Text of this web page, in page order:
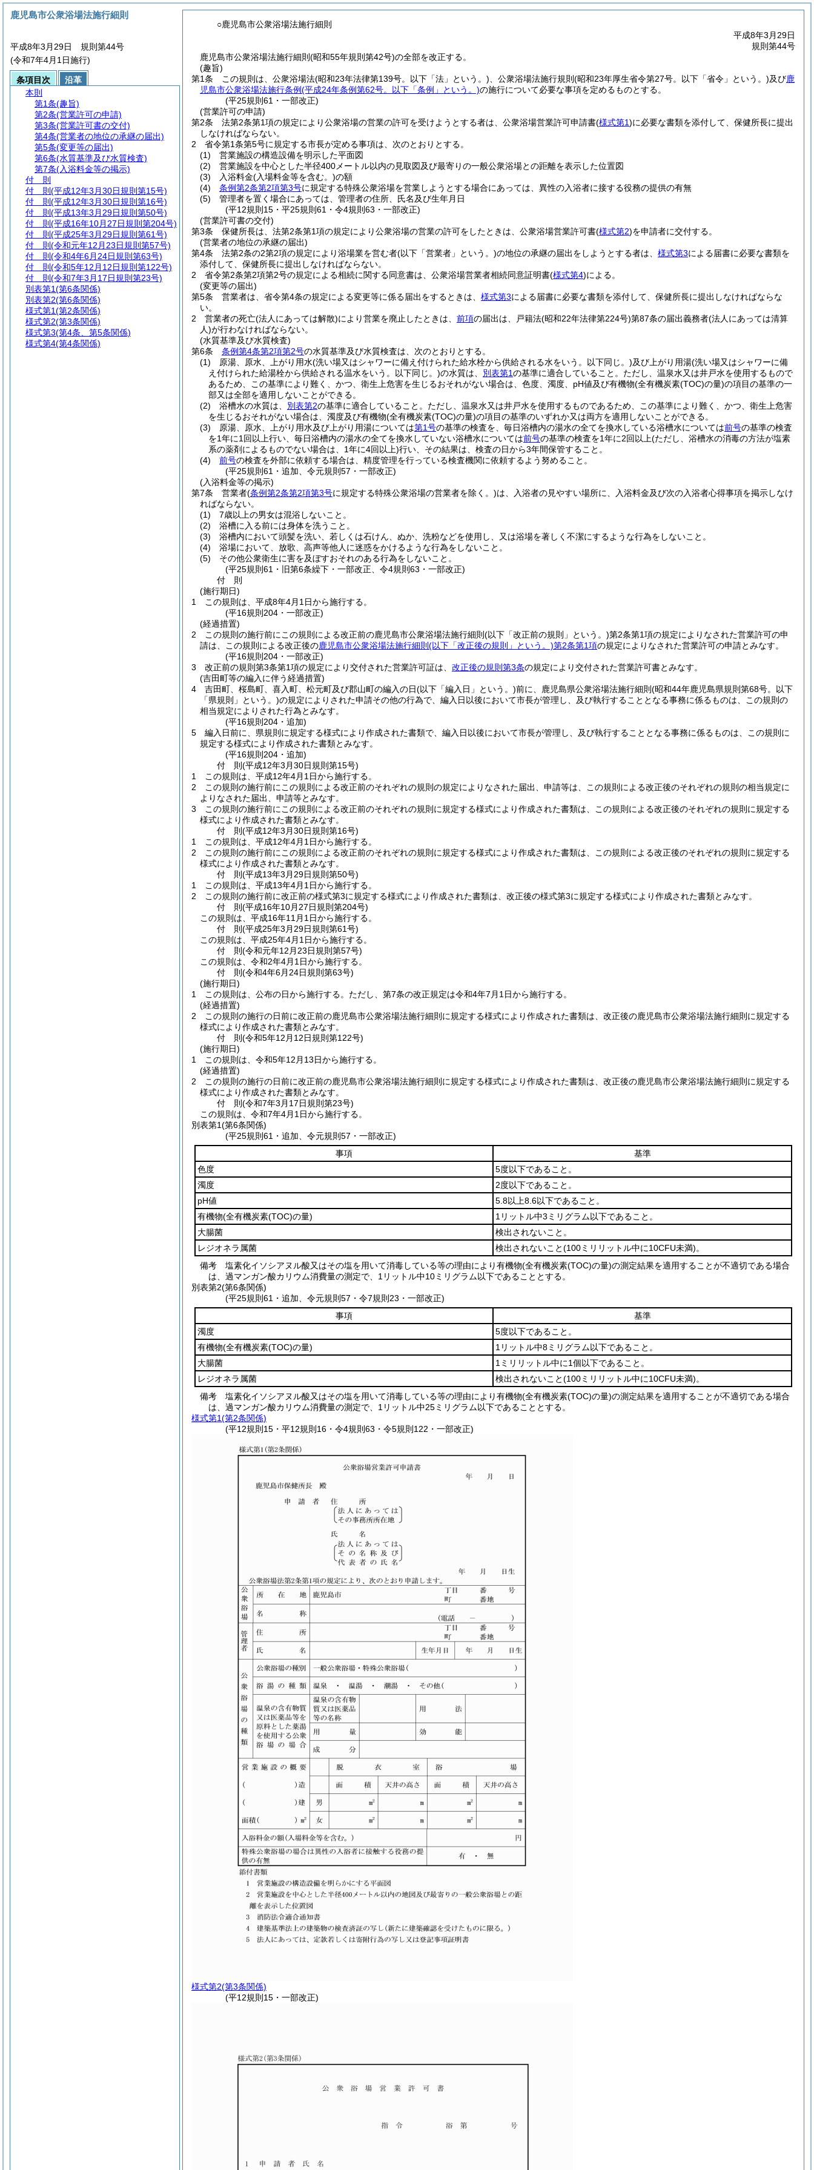
○鹿児島市公衆浴場法施行細則
平成8年3月29日
規則第44号
鹿児島市公衆浴場法施行細則(昭和55年規則第42号)の全部を改正する。
(趣旨)
第1条
この規則は、公衆浴場法(昭和23年法律第139号。以下「法」という。) 、公衆浴場法施行規則 (昭和23年厚生省令第27号。以下「省令」という。)及び鹿
児島市公衆浴場法施行条例(平成24年条例第62号。以下「条例」という。)の施行について必要な事項を定めるものとする。
(平25規則61・一部改正)
(営業許可の申請)
第2条
法第2条第1項の規定により公衆浴場の営業の許可を受けようとする者は、公衆浴場営業許可申請書(様式第1)に必要な書類を添付して、保健所長に提出
しなければならない。
2
省令第1条第5号に規定する市長が定める事項は、次のとおりとする。
(1)
営業施設の構造設備を明示した平面図
(2)
営業施設を中心とした半径400メートル以内の見取図及び最寄りの一般公衆浴場との距離を表示した位置図
(3)
入浴料金(入場料金等を含む。)の額
(4)
条例第2条第2項第3号に規定する特殊公衆浴場を営業しようとする場合にあっては、異性の入浴者に接する役務の提供の有無
(5)
管理者を置く場合にあっては、管理者の住所、氏名及び生年月日
(平12規則15・平25規則61・令4規則63・一部改正)
(営業許可書の交付)
第3条
保健所長は、法第2条第1項の規定により公衆浴場の営業の許可をしたときは、公衆浴場営業許可書(様式第2)を申請者に交付する。
(営業者の地位の承継の届出)
第4条
法第2条の2第2項の規定により浴場業を営む者(以下「営業者」という。)の地位の承継の届出をしようとする者は、 様式第3による届書に必要な書類を
添付して、保健所長に提出しなければならない。
2
省令第2条第2項第2号の規定による相続に関する同意書は、公衆浴場営業者相続同意証明書(様式第4)による。
(変更等の届出)
第5条
営業者は、省令第4条の規定による変更等に係る届出をするときは、 様式第3による届書に必要な書類を添付して、保健所長に提出しなければならな
い。
2
営業者の死亡(法人にあっては解散)により営業を廃止したときは、 前項の届出は、戸籍法(昭和22年法律第224号)第87条の届出義務者(法人にあっては清算
人)が行わなければならない。
(水質基準及び水質検査)
第6条
条例第4条第2項第2号の水質基準及び水質検査は、次のとおりとする。
(1)
原湯、原水、上がり用水(洗い場又はシャワーに備え付けられた給水栓から供給される水をいう。以下同じ。)及び上がり用湯(洗い場又はシャワーに備
え付けられた給湯栓から供給される温水をいう。以下同じ。)の水質は、 別表第1の基準に適合していること。 ただし、温泉水又は井戸水を使用するもので
あるため、この基準により難く、かつ、衛生上危害を生じるおそれがない場合は、色度、濁度、pH値及び有機物(全有機炭素(TOC)の量)の項目の基準の一
部又は全部を適用しないことができる。
(2)
浴槽水の水質は、 別表第2の基準に適合していること。 ただし、温泉水又は井戸水を使用するものであるため、この基準により難く、かつ、衛生上危害
を生じるおそれがない場合は、濁度及び有機物(全有機炭素(TOC)の量)の項目の基準のいずれか又は両方を適用しないことができる。
(3)
原湯、原水、上がり用水及び上がり用湯については第1号の基準の検査を、毎日浴槽内の湯水の全てを換水している浴槽水については前号の基準の検査
を1年に1回以上行い、毎日浴槽内の湯水の全てを換水していない浴槽水については前号の基準の検査を1年に2回以上(ただし、浴槽水の消毒の方法が塩素
系の薬剤によるものでない場合は、1年に4回以上)行い、その結果は、検査の日から3年間保管すること。
(4)
前号の検査を外部に依頼する場合は、精度管理を行っている検査機関に依頼するよう努めること。
(平25規則61・追加、令元規則57・一部改正)
(入浴料金等の掲示)
第7条
営業者(条例第2条第2項第3号に規定する特殊公衆浴場の営業者を除く。)は、入浴者の見やすい場所に、入浴料金及び次の入浴者心得事項を掲示しなけ
ればならない。
(1)
7歳以上の男女は混浴しないこと。
(2)
浴槽に入る前には身体を洗うこと。
(3)
浴槽内において頭髪を洗い、若しくは石けん、ぬか、洗粉などを使用し、又は浴場を著しく不潔にするような行為をしないこと。
(4)
浴場において、放歌、高声等他人に迷惑をかけるような行為をしないこと。
(5)
その他公衆衛生に害を及ぼすおそれのある行為をしないこと。
(平25規則61・旧第6条繰下・一部改正、令4規則63・一部改正)
付 則
(施行期日)
1
この規則は、平成8年4月1日から施行する。
(平16規則204・一部改正)
(経過措置)
2
この規則の施行前にこの規則による改正前の鹿児島市公衆浴場法施行細則 (以下「改正前の規則」という。)第2条第1項の規定によりなされた営業許可の申
請は、この規則による改正後の鹿児島市公衆浴場法施行細則 (以下「改正後の規則」という。)第2条第1項の規定によりなされた営業許可の申請とみなす。
(平16規則204・一部改正)
3
改正前の規則第3条第1項の規定により交付された営業許可証は、 改正後の規則第3条の規定により交付された営業許可書とみなす。
(吉田町等の編入に伴う経過措置)
4
吉田町、桜島町、喜入町、松元町及び郡山町の編入の日(以下「編入日」という。)前に、鹿児島県公衆浴場法施行細則 (昭和44年鹿児島県規則第68号。以下
「県規則」という。)の規定によりされた申請その他の行為で、編入日以後において市長が管理し、及び執行することとなる事務に係るものは、この規則の
相当規定によりされた行為とみなす。
(平16規則204・追加)
5
編入日前に、県規則に規定する様式により作成された書類で、編入日以後において市長が管理し、及び執行することとなる事務に係るものは、この規則に
規定する様式により作成された書類とみなす。
(平16規則204・追加)
付 則(平成12年3月30日規則第15号)
1
この規則は、平成12年4月1日から施行する。
2
この規則の施行前にこの規則による改正前のそれぞれの規則の規定によりなされた届出、申請等は、この規則による改正後のそれぞれの規則の相当規定に
よりなされた届出、申請等とみなす。
3
この規則の施行前にこの規則による改正前のそれぞれの規則に規定する様式により作成された書類は、この規則による改正後のそれぞれの規則に規定する
様式により作成された書類とみなす。
付 則(平成12年3月30日規則第16号)
1
この規則は、平成12年4月1日から施行する。
2
この規則の施行前にこの規則による改正前のそれぞれの規則に規定する様式により作成された書類は、この規則による改正後のそれぞれの規則に規定する
様式により作成された書類とみなす。
付 則(平成13年3月29日規則第50号)
1
この規則は、平成13年4月1日から施行する。
2
この規則の施行前に改正前の様式第3に規定する様式により作成された書類は、改正後の様式第3に規定する様式により作成された書類とみなす。
付 則(平成16年10月27日規則第204号)
この規則は、平成16年11月1日から施行する。
付 則(平成25年3月29日規則第61号)
この規則は、平成25年4月1日から施行する。
付 則(令和元年12月23日規則第57号)
この規則は、令和2年4月1日から施行する。
付 則(令和4年6月24日規則第63号)
(施行期日)
1
この規則は、公布の日から施行する。 ただし、第7条の改正規定は令和4年7月1日から施行する。
(経過措置)
2
この規則の施行の日前に改正前の鹿児島市公衆浴場法施行細則に規定する様式により作成された書類は、改正後の鹿児島市公衆浴場法施行細則に規定する
様式により作成された書類とみなす。
付 則(令和5年12月12日規則第122号)
(施行期日)
1
この規則は、令和5年12月13日から施行する。
(経過措置)
2
この規則の施行の日前に改正前の鹿児島市公衆浴場法施行細則に規定する様式により作成された書類は、改正後の鹿児島市公衆浴場法施行細則に規定する
様式により作成された書類とみなす。
付 則(令和7年3月17日規則第23号)
この規則は、令和7年4月1日から施行する。
別表第1(第6条関係)
(平25規則61・追加、令元規則57・一部改正)
事項
基準
色度
5度以下であること。
濁度
2度以下であること。
pH値
5.8以上8.6以下であること。
有機物(全有機炭素(TOC)の量)
1リットル中3ミリグラム以下であること。
大腸菌
検出されないこと。
レジオネラ属菌
検出されないこと(100ミリリットル中に10CFU未満)。
備考 塩素化イソシアヌル酸又はその塩を用いて消毒している等の理由により有機物(全有機炭素(TOC)の量)の測定結果を適用することが不適切である場合
は、過マンガン酸カリウム消費量の測定で、1リットル中10ミリグラム以下であることとする。
別表第2(第6条関係)
(平25規則61・追加、令元規則57・令7規則23・一部改正)
事項
基準
濁度
5度以下であること。
有機物(全有機炭素(TOC)の量)
1リットル中8ミリグラム以下であること。
大腸菌
1ミリリットル中に1個以下であること。
レジオネラ属菌
検出されないこと(100ミリリットル中に10CFU未満)。
備考 塩素化イソシアヌル酸又はその塩を用いて消毒している等の理由により有機物(全有機炭素(TOC)の量)の測定結果を適用することが不適切である場合
は、過マンガン酸カリウム消費量の測定で、1リットル中25ミリグラム以下であることとする。
様式第1(第2条関係)
(平12規則15・平12規則16・令4規則63・令5規則122・一部改正)
様式第2(第3条関係)
(平12規則15・一部改正)
鹿児島市公衆浴場法施行細則
平成8年3月29日 規則第44号
(令和7年4月1日施行)
条項目次
沿革
本則
第1条(趣旨)
第2条(営業許可の申請)
第3条(営業許可書の交付)
第4条(営業者の地位の承継の届出)
第5条(変更等の届出)
第6条(水質基準及び水質検査)
第7条(入浴料金等の掲示)
付 則
付 則 (平成12年3月30日規則第15号)
付 則 (平成12年3月30日規則第16号)
付 則 (平成13年3月29日規則第50号)
付 則 (平成16年10月27日規則第204号)
付 則 (平成25年3月29日規則第61号)
付 則 (令和元年12月23日規則第57号)
付 則 (令和4年6月24日規則第63号)
付 則 (令和5年12月12日規則第122号)
付 則 (令和7年3月17日規則第23号)
別表第1(第6条関係)
別表第2(第6条関係)
様式第1(第2条関係)
様式第2(第3条関係)
様式第3(第4条、第5条関係)
様式第4(第4条関係)